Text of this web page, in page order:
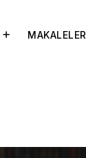
MAKALELER